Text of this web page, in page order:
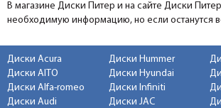
В магазине Диски Питер и на сайте Диски
необходимую информацию, но если останутся
Диски Acura
Диски AITO
Диски Alfa-romeo
Диски Audi
Диски Hummer
Диски Hyundai
Диски Infiniti
Диски JAC